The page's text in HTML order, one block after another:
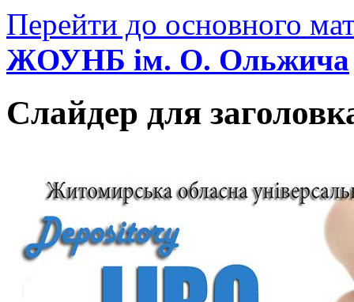
Перейти до основного
ЖОУНБ ім. О. Ольжича
Слайдер для